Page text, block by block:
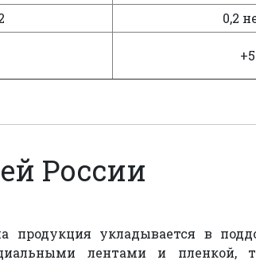
0,2
России
продукция укладывается в
лентами и пленкой,